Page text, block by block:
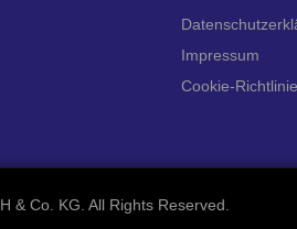
Impressum
Cookie-
& Co. KG. All Rights Reserved.